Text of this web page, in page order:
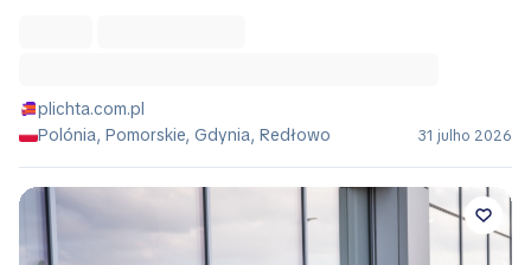
plichta.com.pl
Polónia, Pomorskie, Gdynia, Redłowo
31 julho 2026